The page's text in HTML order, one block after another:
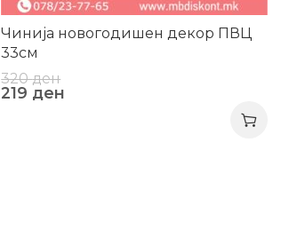
Чинија новогодишен декор ПВЦ
33см
320ден
219 ден